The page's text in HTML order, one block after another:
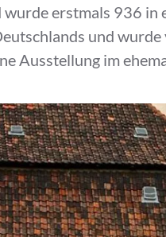
erstmals 936 in
und
Ausstellung im